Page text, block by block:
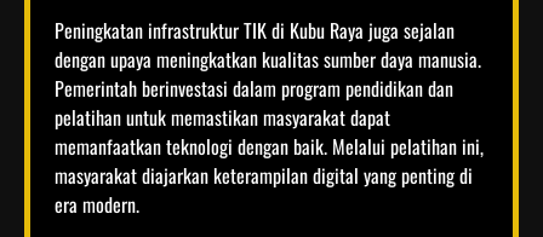
Peningkatan infrastruktur TIK di Kubu Raya juga sejalan
dengan upaya meningkatkan kualitas sumber daya manusia.
Pemerintah berinvestasi dalam program pendidikan dan
pelatihan untuk memastikan masyarakat dapat
memanfaatkan teknologi dengan baik. Melalui pelatihan ini,
masyarakat diajarkan keterampilan digital yang penting di
era modern.